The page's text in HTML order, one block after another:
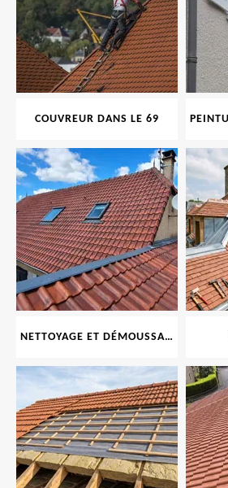
COUVREUR DANS LE 69
NETTOYAGE ET DÉMOUSSAGE DE TOITURE ET FAÇADE 69